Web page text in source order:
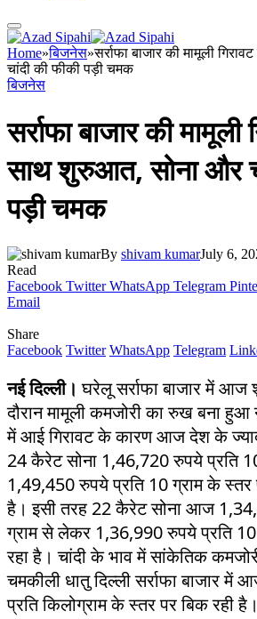
Home»बिजनेस»सर्राफा बाजार की मामूली
चांदी की फीकी पड़ी चमक
बिजनेस
सर्राफा बाजार की
साथ शुरुआत, सोना और
पड़ी चमक
By shivam kumarJuly 6,
Read
Facebook Twitter WhatsApp Telegram
Email
Share
Facebook Twitter WhatsApp Telegram
नई दिल्ली। घरेलू सर्राफा बाजार में आज
दौरान मामूली कमजोरी का रुख बना
में आई गिरावट के कारण आज देश के
24 कैरेट सोना 1,46,720 रुपये प्रति
1,49,450 रुपये प्रति 10 ग्राम के स्तर
है। इसी तरह 22 कैरेट सोना आज
ग्राम से लेकर 1,36,990 रुपये प्रति
रहा है। चांदी के भाव में सांकेतिक
चमकीली धातु दिल्ली सर्राफा बाजार
प्रति किलोग्राम के स्तर पर बिक रही है।